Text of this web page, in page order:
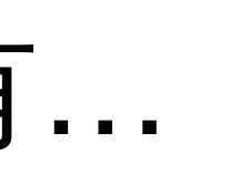
共有分类：AI智能抠图